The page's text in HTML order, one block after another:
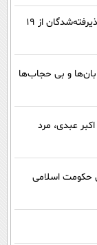
نتایج آزمون مدارس سمپاد اعلام شد/ ثبت‌نام پذیرفته‌شدگان از ۱۹
خیابان‌ها و بی حجاب‌ها
عبدی، مرد
حکومت اسلامی